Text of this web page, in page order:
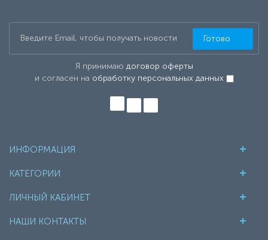
Я принимаю договор оферты
и согласен на обработку персональных данных
Готово
ИНФОРМАЦИЯ
КАТЕГОРИИ
ЛИЧНЫЙ КАБИНЕТ
НАШИ КОНТАКТЫ